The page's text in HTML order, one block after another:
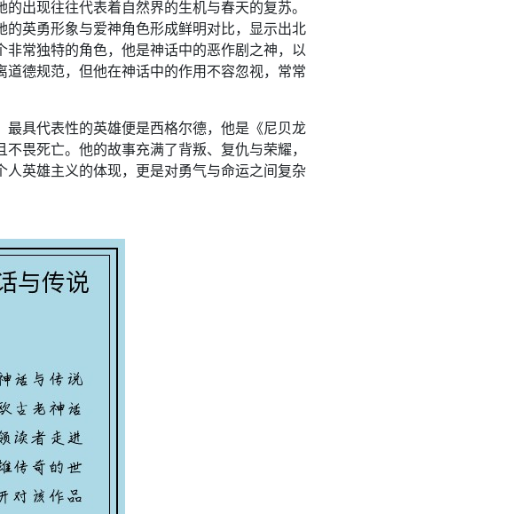
出现往往代表着自然界的生机与春天的复苏。
英勇形象与爱神角色形成鲜明对比，显示出北
常独特的角色，他是神话中的恶作剧之神，以
德规范，但他在神话中的作用不容忽视，常常
具代表性的英雄便是西格尔德，他是《尼贝龙
畏死亡。他的故事充满了背叛、复仇与荣耀，
英雄主义的体现，更是对勇气与命运之间复杂